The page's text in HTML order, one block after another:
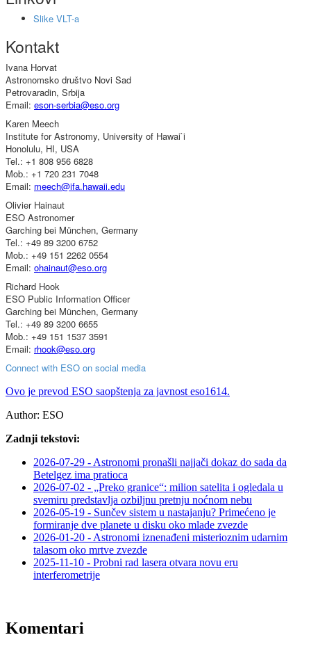
Slike VLT-a
Kontakt
Ivana Horvat
Astronomsko društvo Novi Sad
Petrovaradin, Srbija
Email: eson-serbia​@​eso.org
Karen Meech
Institute for Astronomy, University of Hawai`i
Honolulu, HI, USA
Tel.: +1 808 956 6828
Mob.: +1 720 231 7048
Email: meech​@​ifa.hawaii.edu
Olivier Hainaut
ESO Astronomer
Garching bei München, Germany
Tel.: +49 89 3200 6752
Mob.: +49 151 2262 0554
Email: ohainaut​@​eso.org
Richard Hook
ESO Public Information Officer
Garching bei München, Germany
Tel.: +49 89 3200 6655
Mob.: +49 151 1537 3591
Email: rhook​@​eso.org
Connect with ESO on social media
Ovo je prevod ESO saopštenja za javnost eso1614.
Author: ESO
Zadnji tekstovi:
2026-07-29 - Astronomi pronašli najjači dokaz do sada da
Betelgez ima pratioca
2026-07-02 - „Preko granice“: milion satelita i ogledala u
svemiru predstavlja ozbiljnu pretnju noćnom nebu
2026-05-19 - Sunčev sistem u nastajanju? Primećeno je
formiranje dve planete u disku oko mlade zvezde
2026-01-20 - Astronomi iznenađeni misterioznim udarnim
talasom oko mrtve zvezde
2025-11-10 - Probni rad lasera otvara novu eru
interferometrije
Komentari